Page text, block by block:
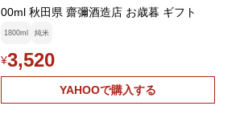
00ml 秋田県 齋彌酒造店 お歳暮 ギフト
1800ml 純米
¥3,520
YAHOOで購入する